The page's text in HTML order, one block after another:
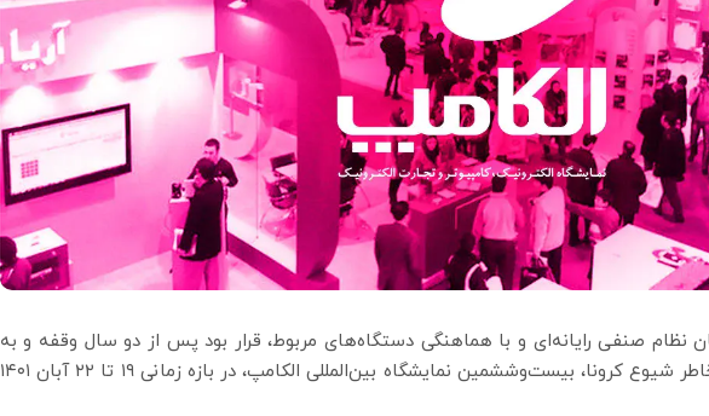
نظام صنفی رایانه‌ای و با هماهنگی دستگاه‌های مربوط، قرار بود پس از دو سال وقفه و به
تعویق افتادن‌های متعدد به خاطر شیوع کرونا، بیست‌وششمین نمایشگاه بین‌المللی الکامپ، در بازه زمانی ۱۹ تا ۲۲ آبان ۱۴۰۱